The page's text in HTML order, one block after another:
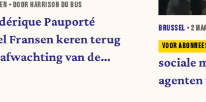
• DOOR HARRISON DU BUS
Pauporté
Fransen keren terug
van de
BRUSSEL •2
sociale